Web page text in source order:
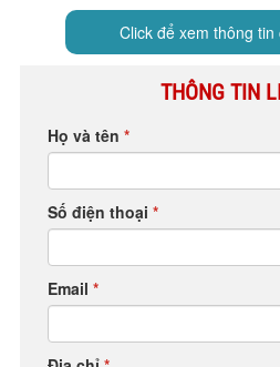
HỘP THƯ GÓP Ý
PROFILE HƯỚNG DẪN VIÊN
Click để xem thông
THÔNG TIN
Họ và tên *
Số điện thoại *
Email *